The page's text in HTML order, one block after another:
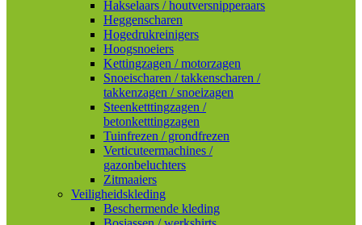
Hakselaars / houtversnipperaars
Heggenscharen
Hogedrukreinigers
Hoogsnoeiers
Kettingzagen / motorzagen
Snoeischaren / takkenscharen /
takkenzagen / snoeizagen
Steenketttingzagen /
betonketttingzagen
Tuinfrezen / grondfrezen
Verticuteermachines /
gazonbeluchters
Zitmaaiers
Veiligheidskleding
Beschermende kleding